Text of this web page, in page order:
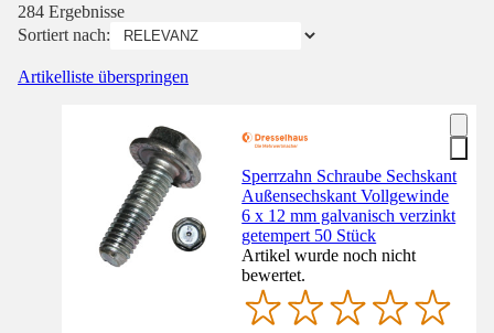
284 Ergebnisse
Sortiert nach:
Artikelliste überspringen
Sperrzahn Schraube Sechskant
Außensechskant Vollgewinde
6 x 12 mm galvanisch verzinkt
getempert 50 Stück
Artikel wurde noch nicht
bewertet.